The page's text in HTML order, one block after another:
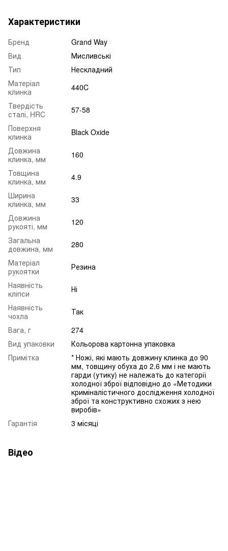
Характеристики
Бренд
Grand Way
Вид
Мисливські
Тип
Нескладний
Матеріал
клинка
440C
Твердість
сталі, HRC
57-58
Поверхня
клинка
Black Oxide
Довжина
клинка, мм
160
Товщина
клинка, мм
4.9
Ширина
клинка, мм
33
Довжина
рукояті, мм
120
Загальна
довжина, мм
280
Матеріал
рукоятки
Резина
Наявність
кліпси
Ні
Наявність
чохла
Так
Вага, г
274
Вид упаковки
Кольорова картонна упаковка
Примітка
* Ножі, які мають довжину клинка до 90
мм, товщину обуха до 2.6 мм і не мають
гарди (утику) не належать до категорії
холодної зброї відповідно до «Методики
криміналістичного дослідження холодної
зброї та конструктивно схожих з нею
виробів»
Гарантія
3 місяці
Відео